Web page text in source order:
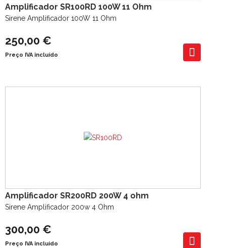
Amplificador SR100RD 100W 11 Ohm
Sirene Amplificador 100W 11 Ohm
250,00 €
Preço IVA incluído
Amplificador SR200RD 200W 4 ohm
Sirene Amplificador 200w 4 Ohm
300,00 €
Preço IVA incluído